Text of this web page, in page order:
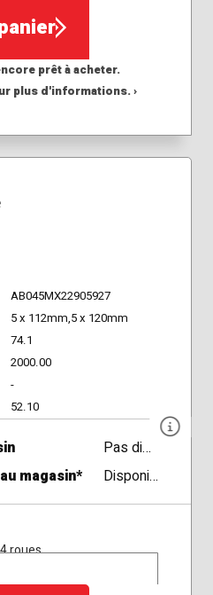
prêt à acheter.
plus d'informations. ›
AB045MX22905927
5 x 112mm,5 x 120mm
74.1
2000.00
-
52.10
Pas disponible
magasin*
Disponible
roues